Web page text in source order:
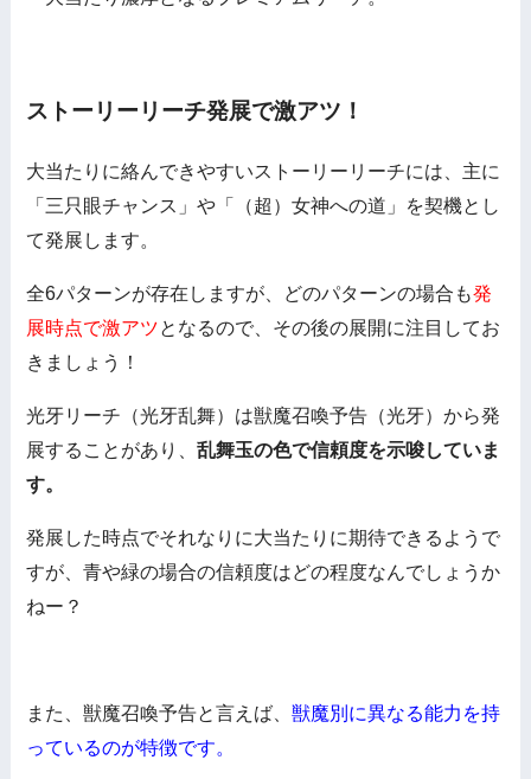
ストーリーリーチ発展で激アツ！
大当たりに絡んできやすいストーリーリーチには、主に
「三只眼チャンス」や「（超）女神への道」を契機とし
て発展します。
全6パターンが存在しますが、どのパターンの場合も発
展時点で激アツとなるので、その後の展開に注目してお
きましょう！
光牙リーチ（光牙乱舞）は獣魔召喚予告（光牙）から発
展することがあり、乱舞玉の色で信頼度を示唆していま
す。
発展した時点でそれなりに大当たりに期待できるようで
すが、青や緑の場合の信頼度はどの程度なんでしょうか
ねー？
また、獣魔召喚予告と言えば、獣魔別に異なる能力を持
っているのが特徴です。